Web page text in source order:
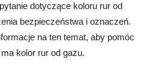
dotyczące koloru rur od
bezpieczeństwa i oznaczeń.
na ten temat, aby pomóc
kolor rur od gazu.